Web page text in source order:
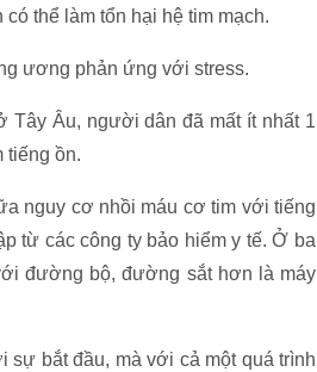
thể làm tổn hại hệ tim mạch.
ương phản ứng với stress.
Tây Âu, người dân đã mất ít nhất 1
tiếng ồn.
nguy cơ nhồi máu cơ tim với tiếng
từ các công ty bảo hiểm y tế. Ở ba
đường bộ, đường sắt hơn là máy
sự bắt đầu, mà với cả một quá trình